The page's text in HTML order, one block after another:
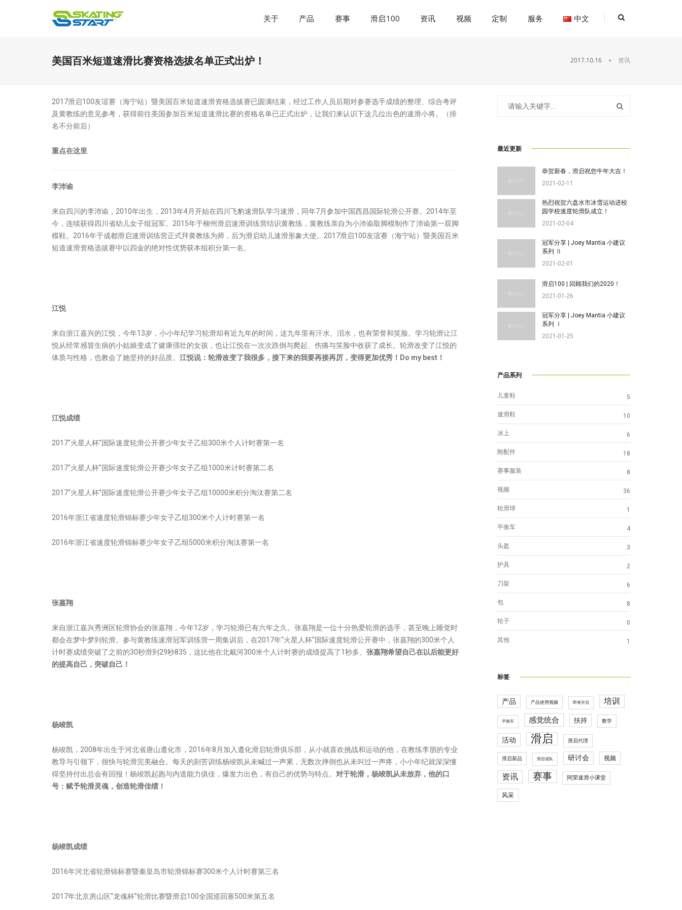
关于 产品 赛事 滑启100 资讯 视频 定制 服务 中文
美国百米短道速滑比赛资格选拔名单正式出炉！ 2017.10.16 资讯
​2017滑启100友谊赛（海宁站）暨美国百米短道速滑资格选拔赛已圆满结束，经过工作人员后期对参赛选手成绩的整理、综合考评
及黄教练的意见参考，获得前往美国参加百米短道速滑比赛的资格名单已正式出炉，让我们来认识下这几位出色的速滑小将。（排
名不分前后）
重点在这里
李沛谕
来自四川的李沛谕，2010年出生，2013年4月开始在四川飞豹速滑队学习速滑，同年7月参加中国西昌国际轮滑公开赛。2014年至
今，连续获得四川省幼儿女子组冠军。2015年于柳州滑启速滑训练营结识黄教练，黄教练亲自为小沛谕取脚模制作了沛谕第一双脚
模鞋。2016年于成都滑启速滑训练营正式拜黄教练为师，后为滑启幼儿速滑形象大使。2017滑启100友谊赛（海宁站）暨美国百米
短道速滑资格选拔赛中以四金的绝对性优势获本组积分第一名。
江悦
来自浙江嘉兴的江悦，今年13岁，小小年纪学习轮滑却有近九年的时间，这九年里有汗水、泪水，也有荣誉和笑脸。学习轮滑让江
悦从经常感冒生病的小姑娘变成了健康强壮的女孩，也让江悦在一次次跌倒与爬起、伤痛与笑脸中收获了成长。轮滑改变了江悦的
体质与性格，也教会了她坚持的好品质。 江悦说：轮滑改变了我很多，接下来的我要再接再厉，变得更加优秀！Do my best！
江悦成绩
2017“火星人杯”国际速度轮滑公开赛少年女子乙组300米个人计时赛第一名
2017“火星人杯”国际速度轮滑公开赛少年女子乙组1000米计时赛第二名
2017“火星人杯”国际速度轮滑公开赛少年女子乙组10000米积分淘汰赛第二名
2016年浙江省速度轮滑锦标赛少年女子乙组300米个人计时赛第一名
2016年浙江省速度轮滑锦标赛少年女子乙组5000米积分淘汰赛第一名
张嘉翔
来自浙江嘉兴秀洲区轮滑协会的张嘉翔，今年12岁，学习轮滑已有六年之久。张嘉翔是一位十分热爱轮滑的选手，甚至晚上睡觉时
都会在梦中梦到轮滑。参与黄教练速滑冠军训练营一周集训后，在2017年“火星人杯”国际速度轮滑公开赛中，张嘉翔的300米个人
计时赛成绩突破了之前的30秒滑到29秒835，这比他在北戴河300米个人计时赛的成绩提高了1秒多。 张嘉翔希望自己在以后能更好
的提高自己，突破自己！
杨竣凯
杨竣凯，2008年出生于河北省唐山遵化市，2016年8月加入遵化滑启轮滑俱乐部，从小就喜欢挑战和运动的他，在教练李朋的专业
教导与引领下，很快与轮滑完美融合。每天的刻苦训练杨竣凯从未喊过一声累，无数次摔倒也从未叫过一声疼，小小年纪就深深懂
得坚持付出总会有回报！杨竣凯起跑与内道能力俱佳，爆发力出色，有自己的优势与特点。 对于轮滑，杨竣凯从未放弃，他的口
号：赋予轮滑灵魂，创造轮滑佳绩！
杨竣凯成绩
2016年河北省轮滑锦标赛暨秦皇岛市轮滑锦标赛300米个人计时赛第三名
2017年北京房山区“龙魂杯”轮滑比赛暨滑启100全国巡回塞500米第五名
最近更新
恭贺新春，滑启祝您牛年大吉！
2021-02-11
热烈祝贺六盘水市冰雪运动进校
园学校速度轮滑队成立！
2021-02-04
冠军分享 | Joey Mantia 小建议
系列 Ⅱ
2021-02-01
滑启100 | 回顾我们的2020！
2021-01-26
冠军分享 | Joey Mantia 小建议
系列 Ⅰ
2021-01-25
产品系列
儿童鞋 5
速滑鞋 10
冰上 6
附配件 18
赛事服装 8
视频 36
轮滑球 1
平衡车 4
头盔 3
护具 2
刀架 6
包 8
轮子 0
其他 1
标签
产品 产品使用视频 即将开启 培训
平衡车 感觉统合 扶持 教学
活动 滑启 滑启代理
滑启新品 滑启省队 研讨会 视频
资讯 赛事 阿荣速滑小课堂
风采